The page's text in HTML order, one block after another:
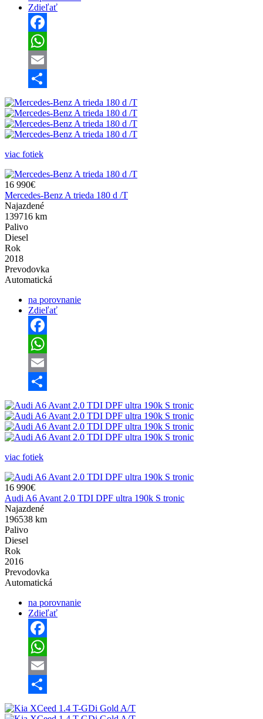
Zdieľať
Facebook
WhatsApp
Email
Share
viac fotiek
16 990€
Mercedes-Benz A trieda 180 d /T
Najazdené
139716 km
Palivo
Diesel
Rok
2018
Prevodovka
Automatická
na porovnanie
Zdieľať
Facebook
WhatsApp
Email
Share
viac fotiek
16 990€
Audi A6 Avant 2.0 TDI DPF ultra 190k S tronic
Najazdené
196538 km
Palivo
Diesel
Rok
2016
Prevodovka
Automatická
na porovnanie
Zdieľať
Facebook
WhatsApp
Email
Share